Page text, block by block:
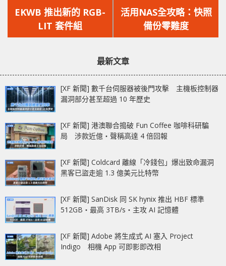
一
篇
文
EKWB 推出新的 RGB-
LIT 套件組
一
篇
文
活用NAS全攻略：快照
備份零難度
最新文章
[XF 新聞] 數千台伺服器被後門攻擊 主機板控制器
漏洞部分甚至超過 10 年歷史
[XF 新聞] 港澳聯合搗破 Fun Coffee 咖啡科研騙
局 涉款近億‧聲稱高達 4 倍回報
[XF 新聞] Coldcard 離線「冷錢包」爆出致命漏洞
黑客已盜走逾 1.3 億美元比特幣
[XF 新聞] SanDisk 同 SK hynix 推出 HBF 標準
512GB‧最高 3TB/s‧主攻 AI 記憶體
[XF 新聞] Adobe 將生成式 AI 塞入 Project
Indigo 相機 App 可即影即改相